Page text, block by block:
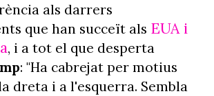
als darrers
que han succeït als EUA i
, i a tot el que desperta
: "Ha cabrejat per motius
dreta i a l'esquerra. Sembla